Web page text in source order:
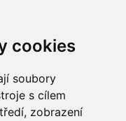
cookies
soubory
s cílem
zobrazení